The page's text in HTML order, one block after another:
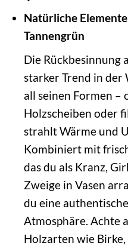
Natürliche
Tannengrün
Die Rückbesinnung
starker Trend in
all seinen Formen –
Holzscheiben oder
strahlt Wärme und
Kombiniert mit
das du als Kranz,
Zweige in Vasen
du eine
Atmosphäre. Achte
Holzarten wie